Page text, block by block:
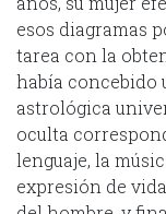
esos diagramas
tarea con la
había concebido
astrológica
oculta
lenguaje, la
expresión de